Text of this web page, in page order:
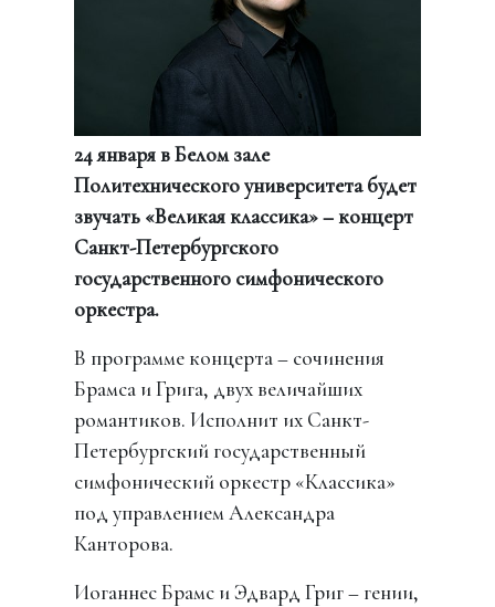
24 января в Белом зале
Политехнического университета будет
звучать «Великая классика» – концерт
Санкт-Петербургского
государственного симфонического
оркестра.
В программе концерта – сочинения
Брамса и Грига, двух величайших
романтиков. Исполнит их Санкт-
Петербургский государственный
симфонический оркестр «Классика»
под управлением Александра
Канторова.
Иоганнес Брамс и Эдвард Григ – гении,